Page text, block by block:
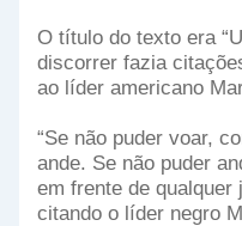
O título do texto era
discorrer fazia
ao líder americano
“Se não puder voar,
ande. Se não puder
em frente de qualquer
citando o líder negro